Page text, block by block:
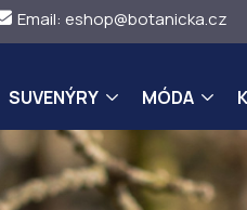
Email: eshop@botanicka.cz
SUVENÝRY MÓDA